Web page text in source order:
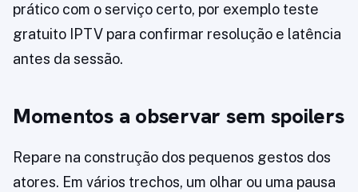
prático com o serviço certo, por exemplo teste
gratuito IPTV para confirmar resolução e latência
antes da sessão.
Momentos a observar sem spoilers
Repare na construção dos pequenos gestos dos
atores. Em vários trechos, um olhar ou uma pausa